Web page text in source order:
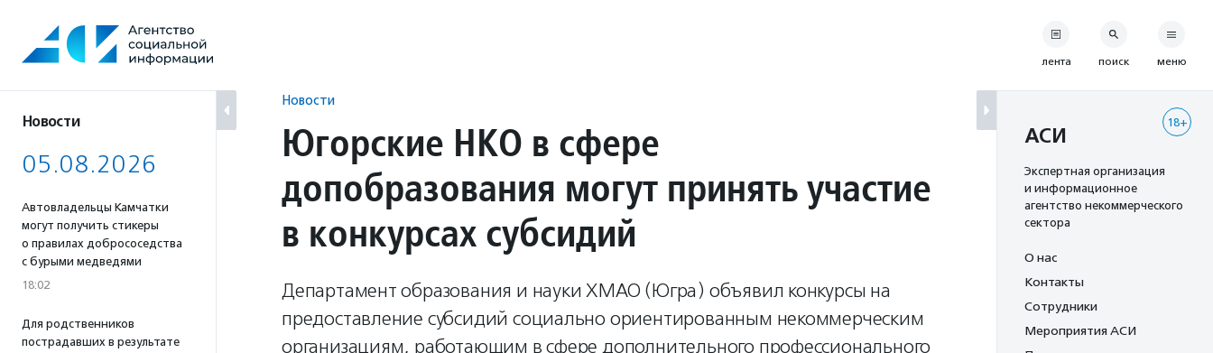
содержанию
Новости
05.08.2026
Автовладельцы Камчатки
могут получить стикеры
о правилах добрососедства
с бурыми медведями
18:02
Для родственников
пострадавших в результате
Новости
Югорские НКО в сфере
допобразования могут принять участие
в конкурсах субсидий
Департамент образования и науки ХМАО (Югра) объявил конкурсы на
предоставление субсидий социально ориентированным некоммерческим
организациям, работающим в сфере дополнительного профессионального
лента поиск меню
18+
АСИ
Экспертная организация
и информационное
агентство некоммерческого
сектора
О нас
Контакты
Сотрудники
Мероприятия АСИ